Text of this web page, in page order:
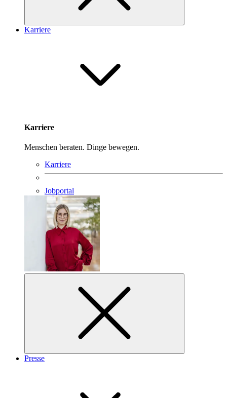
Karriere
Karriere
Menschen beraten. Dinge bewegen.
Karriere
Jobportal
Presse